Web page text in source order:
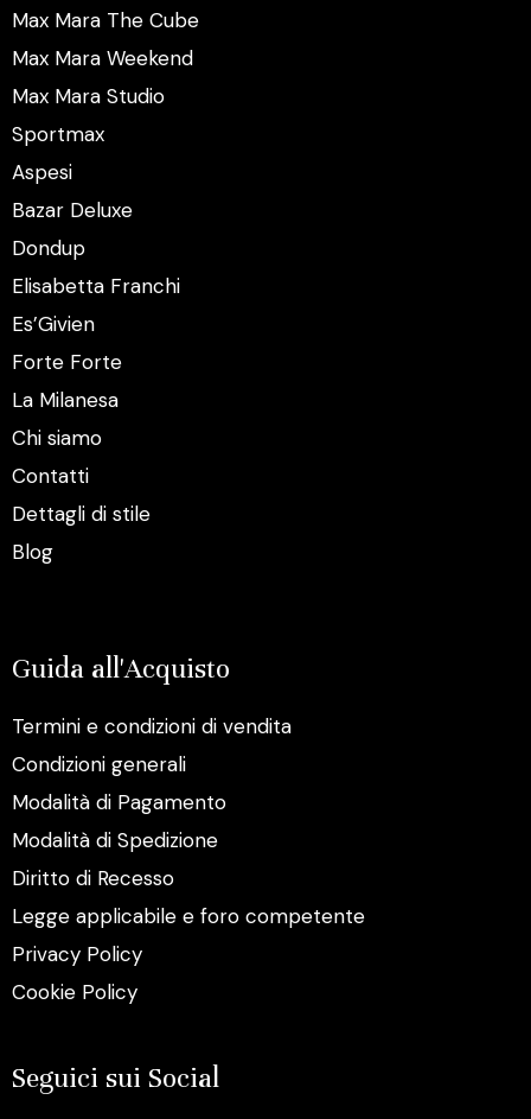
Max Mara The Cube
Max Mara Weekend
Max Mara Studio
Sportmax
Aspesi
Bazar Deluxe
Dondup
Elisabetta Franchi
Es’Givien
Forte Forte
La Milanesa
Chi siamo
Contatti
Dettagli di stile
Blog
Guida all'Acquisto
Termini e condizioni di vendita
Condizioni generali
Modalità di Pagamento
Modalità di Spedizione
Diritto di Recesso
Legge applicabile e foro competente
Privacy Policy
Cookie Policy
Seguici sui Social